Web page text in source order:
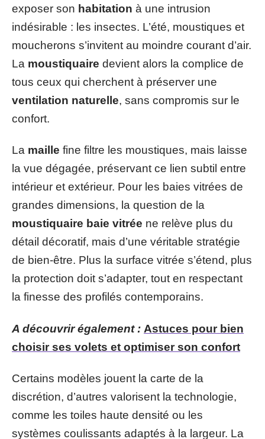
exposer son habitation à une intrusion
indésirable : les insectes. L’été, moustiques et
moucherons s’invitent au moindre courant d’air.
La moustiquaire devient alors la complice de
tous ceux qui cherchent à préserver une
ventilation naturelle, sans compromis sur le
confort.
La maille fine filtre les moustiques, mais laisse
la vue dégagée, préservant ce lien subtil entre
intérieur et extérieur. Pour les baies vitrées de
grandes dimensions, la question de la
moustiquaire baie vitrée ne relève plus du
détail décoratif, mais d’une véritable stratégie
de bien-être. Plus la surface vitrée s’étend, plus
la protection doit s’adapter, tout en respectant
la finesse des profilés contemporains.
A découvrir également : Astuces pour bien
choisir ses volets et optimiser son confort
Certains modèles jouent la carte de la
discrétion, d’autres valorisent la technologie,
comme les toiles haute densité ou les
systèmes coulissants adaptés à la largeur. La